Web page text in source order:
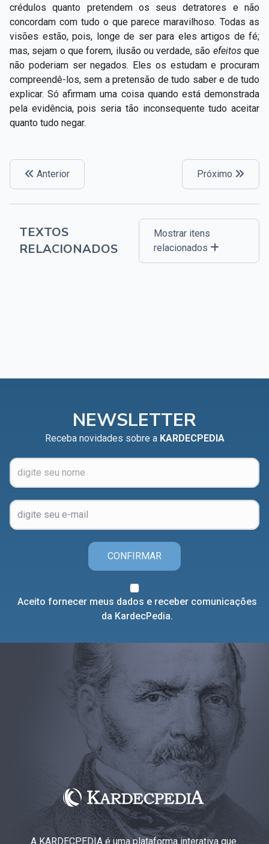
crédulos quanto pretendem os seus detratores e não
concordam com tudo o que parece maravilhoso. Todas as
visões estão, pois, longe de ser para eles artigos de fé;
mas, sejam o que forem, ilusão ou verdade, são efeitosque
não poderiam ser negados. Eles os estudam e procuram
compreendê-los, sem a pretensão de tudo saber e de tudo
explicar. Só afirmam uma coisa quando está demonstrada
pela evidência, pois seria tão inconsequente tudo aceitar
quanto tudo negar.
Anterior Próximo
TEXTOS
RELACIONADOS
Mostrar itens
relacionados
NEWSLETTER
Receba novidades sobre a KARDECPEDIA
CONFIRMAR
Aceito fornecer meus dados e receber comunicações
da KardecPedia.
A KARDECPEDIA é uma plataforma interativa que